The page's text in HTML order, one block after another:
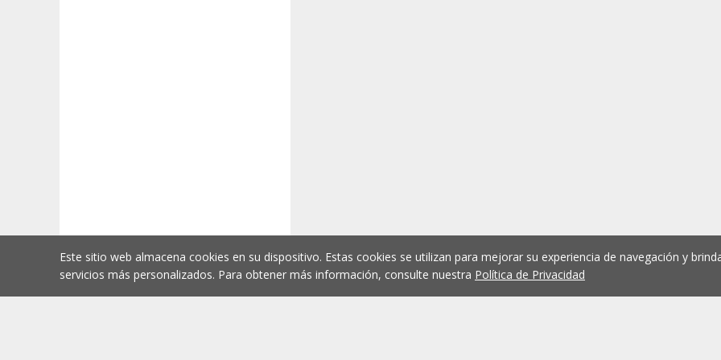
Este sitio web almacena cookies en su dispositivo. Estas cookies se utilizan para mejorar su experiencia de navegación y
servicios más personalizados. Para obtener más información, consulte nuestra Política de Privacidad